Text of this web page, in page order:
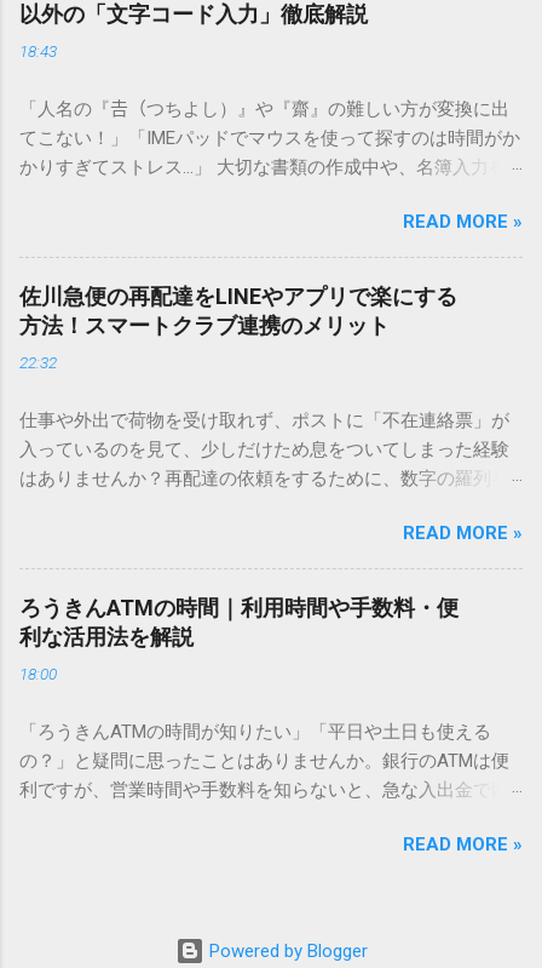
以外の「文字コード入力」徹底解説
18:43
「人名の『𠮷（つちよし）』や『齋』の難しい方が変換に出
てこない！」「IMEパッドでマウスを使って探すのは時間がか
かりすぎてストレス…」 大切な書類の作成中や、名簿入力を
てしまいますよね。多くの人が「IMEパッド（手書き入力）」
を使いますが、実はマウスで一画ずつ書くのは非効率です
し、似た漢字が多すぎて結局見つからないことも少なくあり
ません。 そこで今回は、IMEパッドを使わずに、特定のコー
ドを打ち込むだけで一瞬で旧字や外字、特殊記号を呼び出す
「文字コード入力」のテクニックを詳しく解説します。 この
必要はありません。 1. なぜ「変換」しても旧字・外字が出て
こないのか？ そもそも、なぜ普通の変換で出てこない漢字が
あるのでしょうか。その理由は、パソコンが文字を認識する
は、JIS規格（日本産業規格）によって「第1水準」「第2水
準」といった形で整理されています。しかし、人名や地名に
使われる非常に古い漢字（旧字）や、特定の組織だけで作ら
れた「外字」は、この一般的な変換リストに含まれていない
ン上のすべての文字には、いわば「住所」のような番号が割
り振られています。変換候補に出ない文字でも、この住所
（コード）を直接指定すれば、確実に呼び出すことができる
のです。 2. Windows標準機能！文字コードで漢字を出す「16
進数入力」 最も汎用性が高く、特別なソフトも不要なのが
20BB7）」を把握する。 入力モードを「半角」にする（※重
READ MORE »
佐川急便の再配達をLINEやアプリで楽にする
方法！スマートクラブ連携のメリット
22:32
仕事や外出で荷物を受け取れず、ポストに「不在連絡票」が
入っているのを見て、少しだけため息をついてしまった経験
はありませんか？再配達の依頼をするために、数字の羅列を
ことに申し訳なさを感じたりすることもあるかもしれませ
ん。 「もっとスムーズに、自分のタイミングで受け取りた
い」 「わざわざ電話をかけずに、スマホ一つで完結させた
い」 そんな願いを叶えてくれるのが、佐川急便の会員制サー
ビス「スマートクラブ」と、LINEや公式アプリの連携です。
これらを活用するだけで、再配達のストレスは驚くほど軽く
受け取り術と、連携による具体的なメリットを徹底解説しま
す。 佐川急便の再配達が劇的に変わる「スマートクラブ」と
は？ まず押さえておきたいのが、佐川急便の個人向け無料会
況をリアルタイムで管理するための基盤となるサービスで
が飛躍的に向上しています。登録を済ませておくだけで、荷
READ MORE »
ろうきんATMの時間｜利用時間や手数料・便
利な活用法を解説
18:00
「ろうきんATMの時間が知りたい」「平日や土日も使える
の？」と疑問に思ったことはありませんか。銀行のATMは便
利ですが、営業時間や手数料を知らないと、急な入出金で困
ATM営業時間や利用の注意点、便利な活用法 を詳しく解説し
です。 1-1. 店舗内ATM 平日：9:00〜17:00 土曜・日曜・祝
READ MORE »
Powered by Blogger